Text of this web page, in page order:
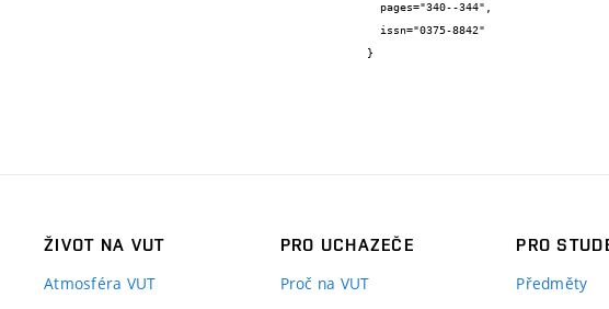
}
ŽIVOT NA VUT
Atmosféra VUT
PRO UCHAZEČE
Proč na VUT
PRO
Předměty